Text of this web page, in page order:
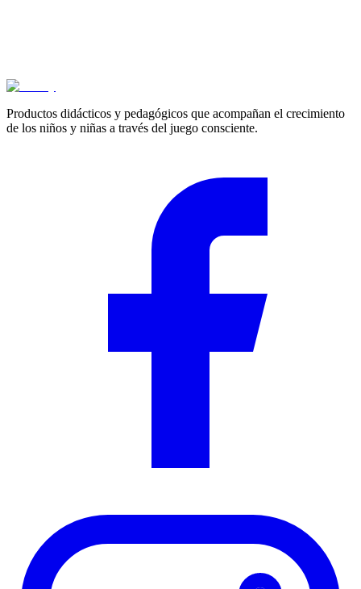
Cotizar
Productos didácticos y pedagógicos que acompañan el crecimiento
de los niños y niñas a través del juego consciente.